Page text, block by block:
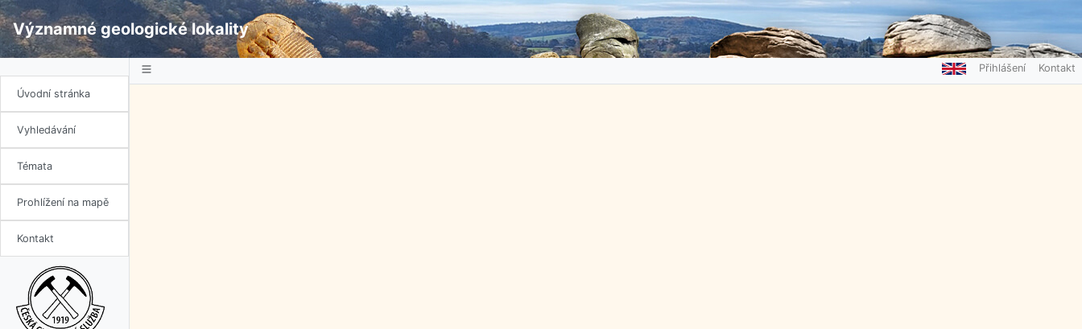
Významné geologické lokality
Úvodní stránka
Vyhledávání
Témata
Prohlížení na mapě
Kontakt
Přihlášení Kontakt